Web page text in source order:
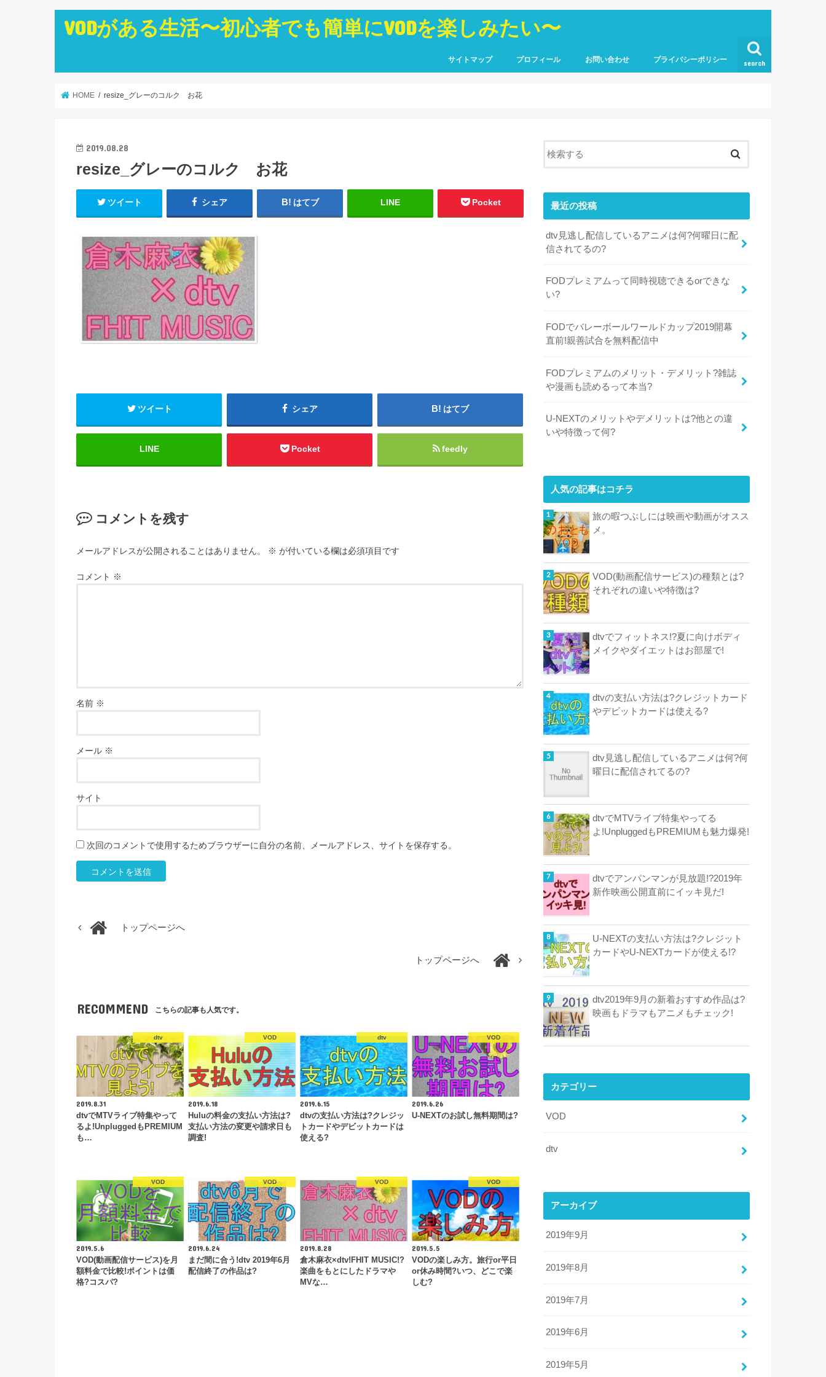
VODがある生活〜初心者でも簡単にVODを楽しみたい〜
search
サイトマップ プロフィール お問い合わせ プライバシーポリシー
HOME resize_グレーのコルク お花
2019.08.28
resize_グレーのコルク お花
ツイート シェア はてブ LINE Pocket
ツイート シェア はてブ
LINE Pocket feedly
コメントを残す
メールアドレスが公開されることはありません。 ※ が付いている欄は必須項目です
コメント ※
名前 ※
メール ※
サイト
次回のコメントで使用するためブラウザーに自分の名前、メールアドレス、サイトを保存する。
トップページへ
トップページへ
RECOMMEND こちらの記事も人気です。
dtv
2019.8.31
dtvでMTVライブ特集やって
るよ!UnpluggedもPREMIUM
も…
VOD
2019.6.18
Huluの料金の支払い方法は?
支払い方法の変更や請求日も
調査!
dtv
2019.6.15
dtvの支払い方法は?クレジッ
トカードやデビットカードは
使える?
VOD
2019.6.26
U-NEXTのお試し無料期間は?
VOD
2019.5.6
VOD(動画配信サービス)を月
額料金で比較!ポイントは価
格?コスパ?
VOD
2019.6.24
まだ間に合う!dtv 2019年6月
配信終了の作品は?
VOD
2019.8.28
倉木麻衣×dtv!FHIT MUSIC!?
楽曲をもとにしたドラマや
MVな…
VOD
2019.5.5
VODの楽しみ方。旅行or平日
or休み時間?いつ、どこで楽
しむ?
最近の投稿
dtv見逃し配信しているアニメは何?何曜日に配
信されてるの?
FODプレミアムって同時視聴できるorできな
い?
FODでバレーボールワールドカップ2019開幕
直前!親善試合を無料配信中
FODプレミアムのメリット・デメリット?雑誌
や漫画も読めるって本当?
U-NEXTのメリットやデメリットは?他との違
いや特徴って何?
人気の記事はコチラ
旅の暇つぶしには映画や動画がオスス
メ。
VOD(動画配信サービス)の種類とは?
それぞれの違いや特徴は?
dtvでフィットネス!?夏に向けボディ
メイクやダイエットはお部屋で!
dtvの支払い方法は?クレジットカード
やデビットカードは使える?
dtv見逃し配信しているアニメは何?何
曜日に配信されてるの?
dtvでMTVライブ特集やってる
よ!UnpluggedもPREMIUMも魅力爆発!
dtvでアンパンマンが見放題!?2019年
新作映画公開直前にイッキ見だ!
U-NEXTの支払い方法は?クレジット
カードやU-NEXTカードが使える!?
dtv2019年9月の新着おすすめ作品は?
映画もドラマもアニメもチェック!
カテゴリー
VOD
dtv
アーカイブ
2019年9月
2019年8月
2019年7月
2019年6月
2019年5月